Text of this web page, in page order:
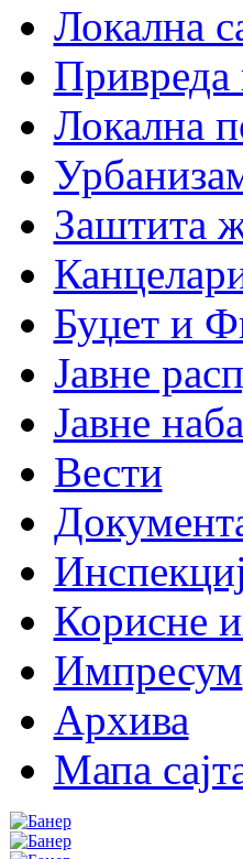
Локална
Привреда
Локална
Заштита
Буџет и
Јавне
Јавне
Вести
Корисне
Импресум
Архива
Мапа